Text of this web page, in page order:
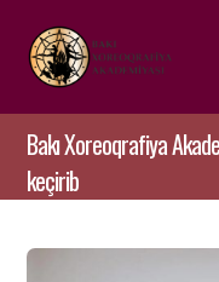
Bakı Xoreoqrafiya
keçirib